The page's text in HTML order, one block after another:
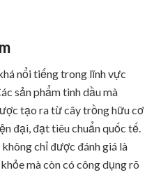
nổi tiếng trong lĩnh vực
sản phẩm tinh dầu mà
tạo ra từ cây trồng hữu cơ
đại, đạt tiêu chuẩn quốc tế.
chỉ được đánh giá là
mà còn có công dụng rõ